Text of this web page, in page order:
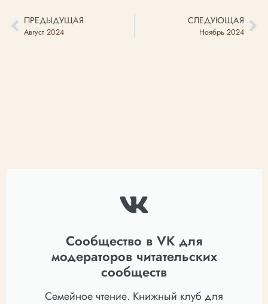
ПРЕДЫДУЩАЯ
Август 2024
СЛЕДУЮЩАЯ
Ноябрь 2024
Сообщество в VK для
модераторов читательских
сообществ
Семейное чтение. Книжный клуб для